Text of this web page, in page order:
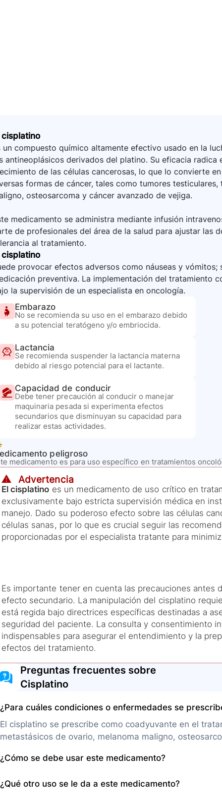
cisplatino
un compuesto químico altamente efectivo usado en la
antineoplásicos derivados del platino. Su eficacia
de las células cancerosas, lo que lo convierte
formas de cáncer, tales como tumores
osteosarcoma y cáncer avanzado de vejiga.
medicamento se administra mediante infusión
de profesionales del área de la salud para ajustar las
al tratamiento.
cisplatino
provocar efectos adversos como náuseas y
preventiva. La implementación del tratamiento
la supervisión de un especialista en oncología.
Embarazo
No se recomienda su uso en el embarazo debido
a su potencial teratógeno y/o embriocida.
Lactancia
Se recomienda suspender la lactancia materna
debido al riesgo potencial para el lactante.
Capacidad de conducir
Debe tener precaución al conducir o manejar
maquinaria pesada si experimenta efectos
secundarios que disminuyan su capacidad para
realizar estas actividades.
peligroso
medicamento es para uso específico en tratamientos
⚠️ Advertencia
El cisplatino es un medicamento de uso crítico en
exclusivamente bajo estricta supervisión médica en
manejo. Dado su poderoso efecto sobre las células
células sanas, por lo que es crucial seguir las
proporcionadas por el especialista tratante para
Es importante tener en cuenta las precauciones antes
efecto secundario. La manipulación del cisplatino
está regida bajo directrices específicas destinadas a
seguridad del paciente. La consulta y consentimiento
indispensables para asegurar el entendimiento y la
efectos del tratamiento.
Preguntas frecuentes sobre
Cisplatino
¿Para cuáles condiciones o enfermedades se
El cisplatino se prescribe como coadyuvante en el
metastásicos de ovario, melanoma maligno,
¿Cómo se debe usar este medicamento?
3 a 4 semanas, por un profesional en enfermería
¿Qué otro uso se le da a este medicamento?